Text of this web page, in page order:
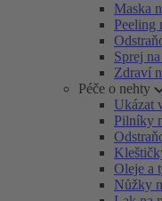
Maska
Peeling
Sprej
Zdraví
Péče o nehty
Ukázat
Pilníky
Oleje a
Nůžky